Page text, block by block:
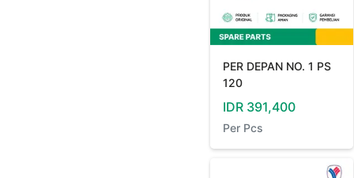
PER DEPAN NO. 1 PS
120
IDR 391,400
Per Pcs